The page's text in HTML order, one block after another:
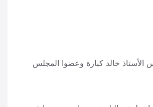
الأستاذ خالد كبارة وعضوا المجلس